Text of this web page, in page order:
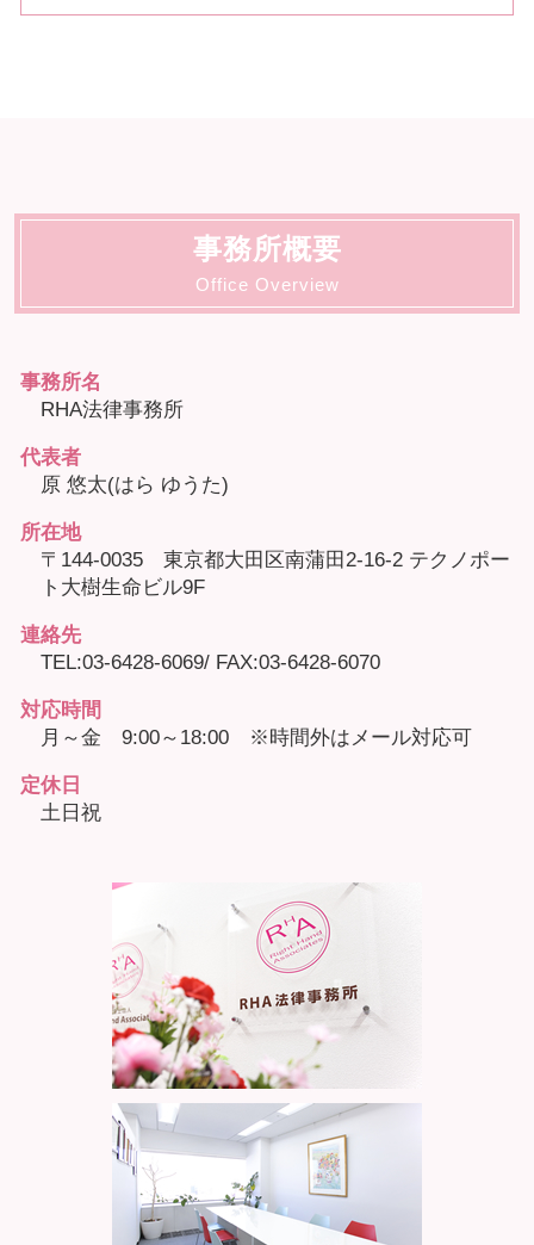
事務所概要
Office Overview
事務所名
RHA法律事務所
代表者
原 悠太(はら ゆうた)
所在地
〒144-0035 東京都大田区南蒲田2-16-2 テクノポー
ト大樹生命ビル9F
連絡先
TEL:03-6428-6069/ FAX:03-6428-6070
対応時間
月～金 9:00～18:00 ※時間外はメール対応可
定休日
土日祝